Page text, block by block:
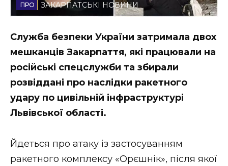
Втрачений Ужгород
ЗАКАРПАТСЬКІ НОВИНИ
ФОТО
ЗАКАРПАТСЬКІ НОВИНИ
Служба безпеки України затримала двох
мешканців Закарпаття, які працювали на
російські спецслужби та збирали
розвіддані про наслідки ракетного
удару по цивільній інфраструктурі
Львівської області.
Йдеться про атаку із застосуванням
ракетного комплексу «Орєшнік», після якої